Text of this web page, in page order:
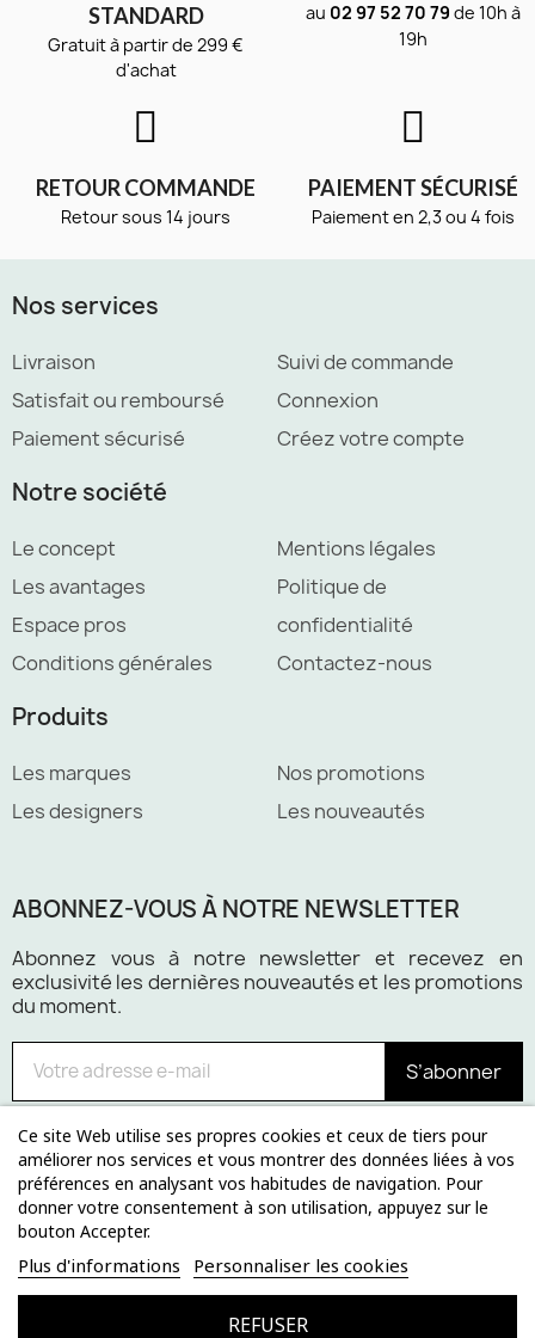
STANDARD
Gratuit à partir de 299 €
d'achat
au 02 97 52 70 79 de 10h à
19h
RETOUR COMMANDE
Retour sous 14 jours
PAIEMENT SÉCURISÉ
Paiement en 2,3 ou 4 fois
Nos services
Livraison
Satisfait ou remboursé
Paiement sécurisé
Suivi de commande
Connexion
Créez votre compte
Notre société
Le concept
Les avantages
Espace pros
Conditions générales
Mentions légales
Politique de
confidentialité
Contactez-nous
Produits
Les marques
Les designers
Nos promotions
Les nouveautés
ABONNEZ-VOUS À NOTRE NEWSLETTER
Abonnez vous à notre newsletter et recevez en
exclusivité les dernières nouveautés et les promotions
du moment.
S’abonner
Paiement 100% sécurisé
Ce site Web utilise ses propres cookies et ceux de tiers pour
améliorer nos services et vous montrer des données liées à vos
préférences en analysant vos habitudes de navigation. Pour
donner votre consentement à son utilisation, appuyez sur le
bouton Accepter.
Plus d'informations Personnaliser les cookies
REFUSER